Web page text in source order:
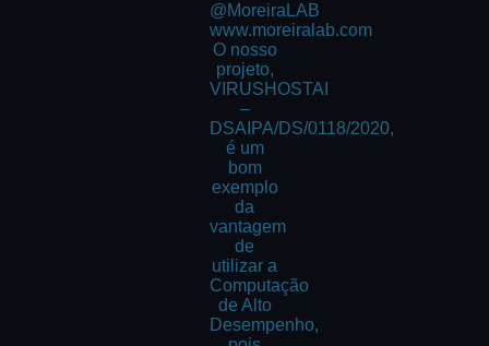
@MoreiraLAB
www.moreiralab.com
O nosso
projeto,
VIRUSHOSTAI
–
DSAIPA/DS/0118/2020,
é um
bom
exemplo
da
vantagem
de
utilizar a
Computação
de Alto
Desempenho,